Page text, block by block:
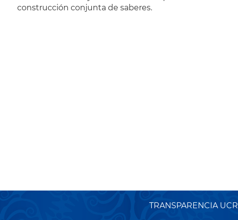
construcción conjunta de saberes.
TRANSPARENCIA UCR